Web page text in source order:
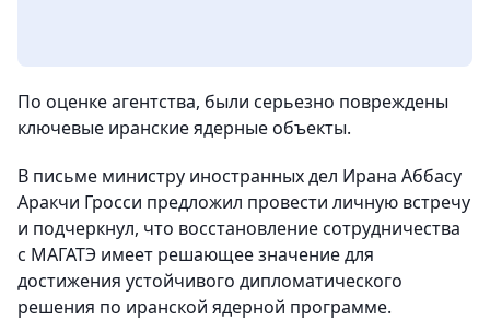
По оценке агентства, были серьезно повреждены
ключевые иранские ядерные объекты.
В письме министру иностранных дел Ирана Аббасу
Аракчи Гросси предложил провести личную встречу
и подчеркнул, что восстановление сотрудничества
с МАГАТЭ имеет решающее значение для
достижения устойчивого дипломатического
решения по иранской ядерной программе.